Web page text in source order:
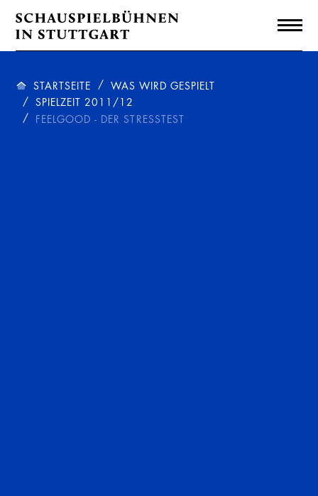
STARTSEITE
WAS WIRD GESPIELT
SPIELZEIT 2011/12
FEELGOOD - DER STRESSTEST